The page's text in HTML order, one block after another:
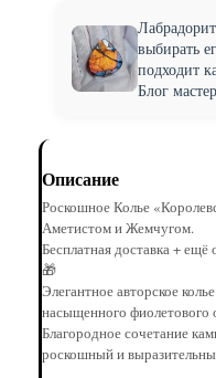
выбирать
подходит
Блог
Описание
Роскошное Колье
Аметистом и Жемчугом.
Бесплатная доставка +
🎁
Элегантное авторское
насыщенного фиолетового
Благородное сочетание
роскошный и